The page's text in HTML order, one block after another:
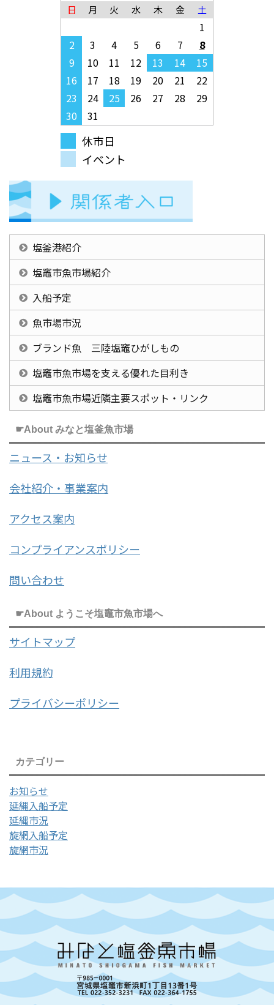
日 月 火 水 木 金 土
1
2
3 4 5 6 7
8
9
10 11 12 13 14
15
16
17 18 19 20 21
22
23
24 25 26 27 28
29
30
31
休市日
イベント
塩釜港紹介
塩竈市魚市場紹介
入船予定
魚市場市況
ブランド魚 三陸塩竈ひがしもの
塩竈市魚市場を支える優れた目利き
塩竈市魚市場近隣主要スポット・リンク
☛About みなと塩釜魚市場
ニュース・お知らせ
会社紹介・事業案内
アクセス案内
コンプライアンスポリシー
問い合わせ
☛About ようこそ塩竈市魚市場へ
サイトマップ
利用規約
プライバシーポリシー
カテゴリー
お知らせ
延縄入船予定
延縄市況
旋網入船予定
旋網市況